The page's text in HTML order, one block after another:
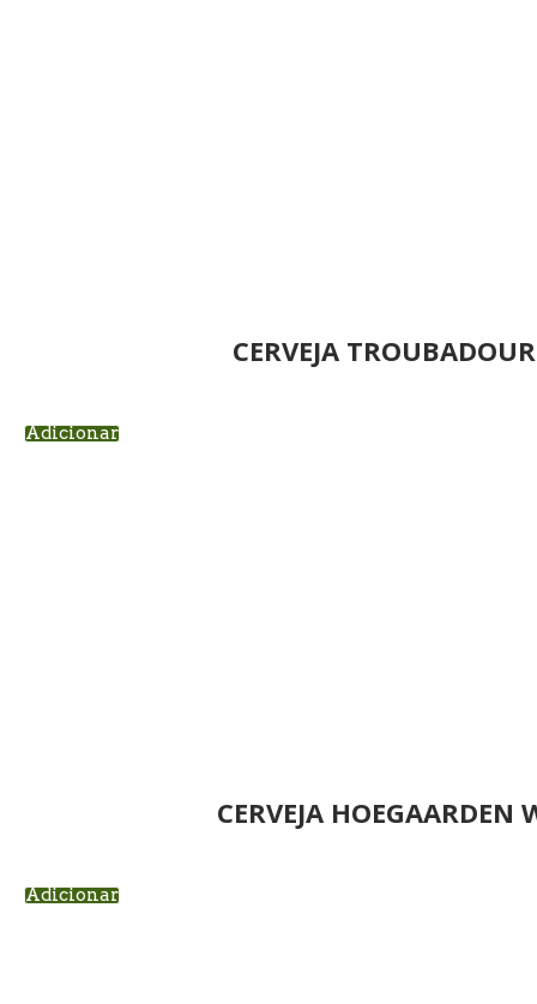
CERVEJA
Adicionar
CERVEJA HOEGAARDEN
Adicionar